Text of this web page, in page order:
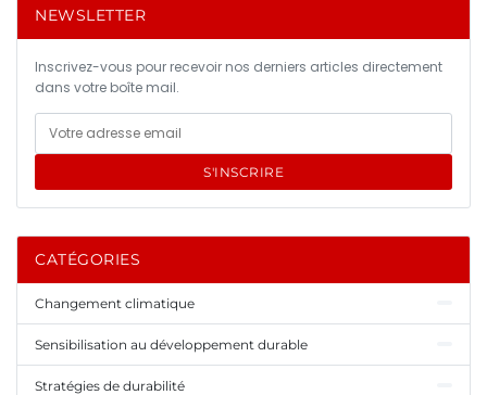
NEWSLETTER
Inscrivez-vous pour recevoir nos derniers articles directement
dans votre boîte mail.
S'INSCRIRE
CATÉGORIES
Changement climatique
Sensibilisation au développement durable
Stratégies de durabilité